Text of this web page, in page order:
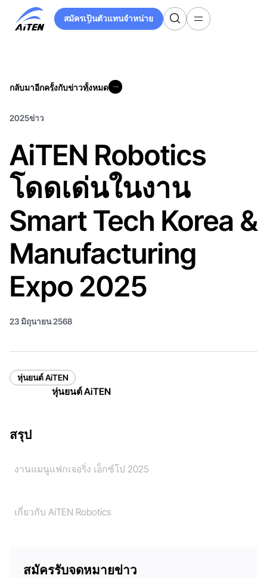
สมัครเป็นตัวแทนจำหน่าย
สมัครเป็นตัวแทนจำหน่าย
กลับมาอีกครั้งกับข่าวทั้งหมด
2025ข่าว
AiTEN Robotics
โดดเด่นในงาน
Smart Tech Korea &
Manufacturing
Expo 2025
23 มิถุนายน 2568
หุ่นยนต์ AiTEN
หุ่นยนต์ AiTEN
สรุป
งานแมนูแฟกเจอริ่ง เอ็กซ์โป 2025
เกี่ยวกับ AiTEN Robotics
สมัครรับจดหมายข่าว